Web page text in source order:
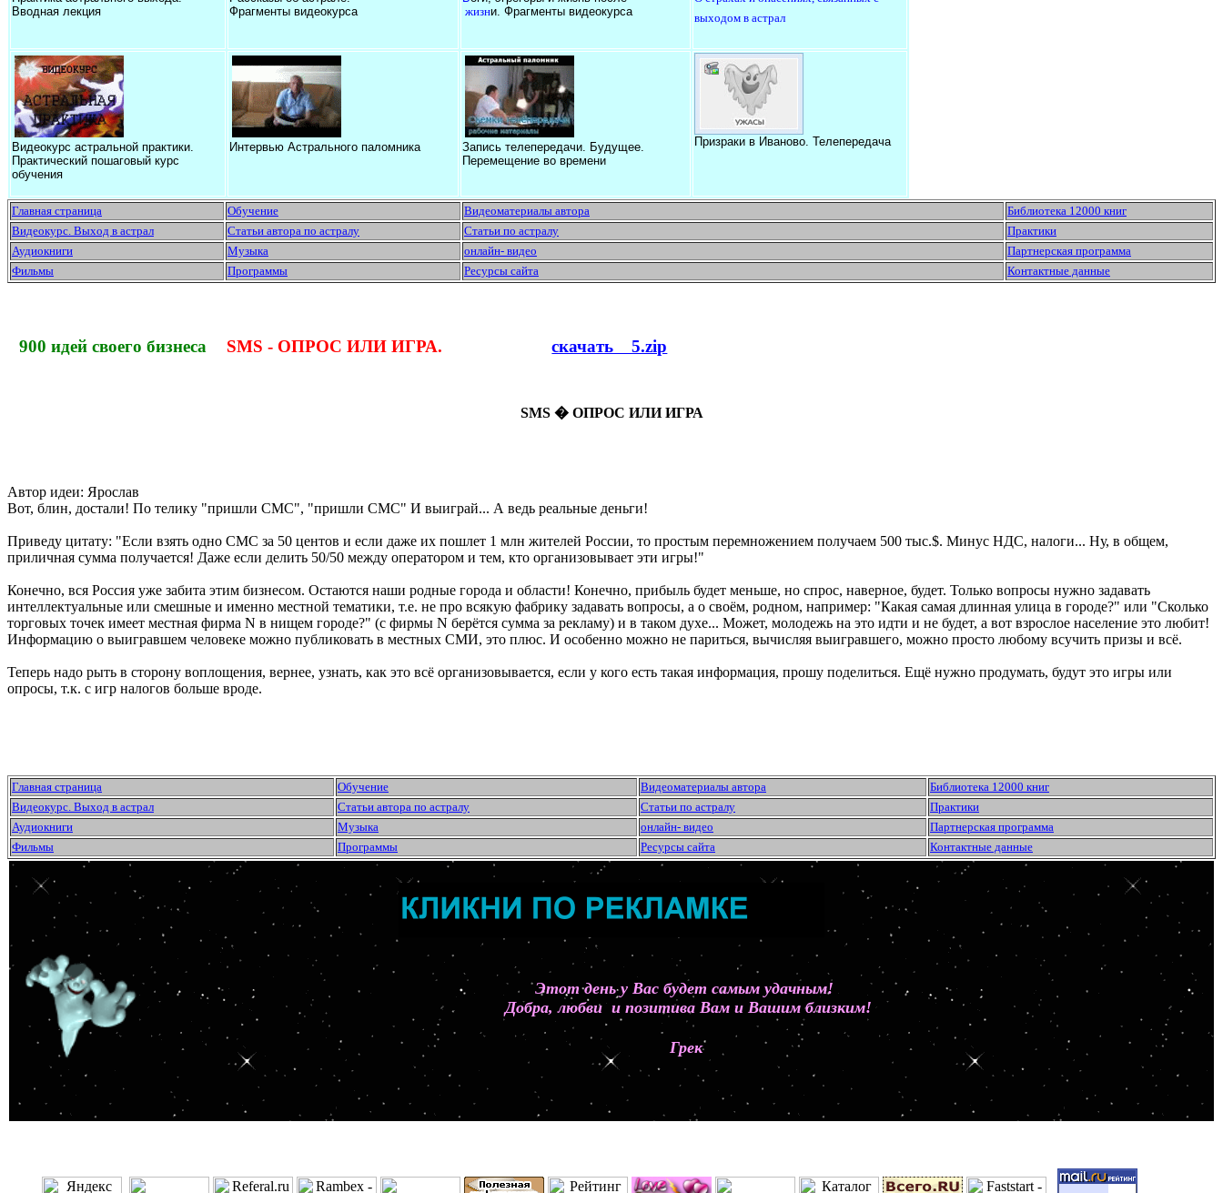
Вводная лекция
Фрагменты видеокурса
жизни. Фрагменты видеокурса
выходом в астрал
Видеокурс астральной практики.
Практический пошаговый курс
обучения
Интервью Астрального паломника
Запись телепередачи. Будущее.
Перемещение во времени
Призраки в Иваново. Телепередача
Главная страница Обучение Видеоматериалы автора
Библиотека 12000 книг
Видеокурс. Выход в астрал
Статьи автора по астралу Статьи по астралу
Практики
Аудиокниги
Музыка онлайн- видео
Партнерская программа
Фильмы
Программы Ресурсы сайта Контактные данные
900 идей своего бизнеса SMS - ОПРОС ИЛИ ИГРА. скачать 5.zip
SMS � ОПРОС ИЛИ ИГРА
Автор идеи: Ярослав
Вот, блин, достали! По телику "пришли СМС", "пришли СМС" И выиграй... А ведь реальные деньги!
Приведу цитату: "Если взять одно СМС за 50 центов и если даже их пошлет 1 млн жителей России, то простым перемножением получаем 500 тыс.$. Минус НДС, налоги... Ну, в общем,
приличная сумма получается! Даже если делить 50/50 между оператором и тем, кто организовывает эти игры!"
Конечно, вся Россия уже забита этим бизнесом. Остаются наши родные города и области! Конечно, прибыль будет меньше, но спрос, наверное, будет. Только вопросы нужно задавать
интеллектуальные или смешные и именно местной тематики, т.е. не про всякую фабрику задавать вопросы, а о своём, родном, например: "Какая самая длинная улица в городе?" или "Сколько
торговых точек имеет местная фирма N в нищем городе?" (с фирмы N берётся сумма за рекламу) и в таком духе... Может, молодежь на это идти и не будет, а вот взрослое население это любит!
Информацию о выигравшем человеке можно публиковать в местных СМИ, это плюс. И особенно можно не париться, вычисляя выигравшего, можно просто любому всучить призы и всё.
Теперь надо рыть в сторону воплощения, вернее, узнать, как это всё организовывается, если у кого есть такая информация, прошу поделиться. Ещё нужно продумать, будут это игры или
опросы, т.к. с игр налогов больше вроде.
Главная страница Обучение Видеоматериалы автора
Библиотека 12000 книг
Видеокурс. Выход в астрал
Статьи автора по астралу Статьи по астралу
Практики
Аудиокниги
Музыка онлайн- видео
Партнерская программа
Фильмы
Программы Ресурсы сайта Контактные данные
Этот день у Вас будет самым удачным!
Добра, любви и позитива Вам и Вашим близким!
Грек